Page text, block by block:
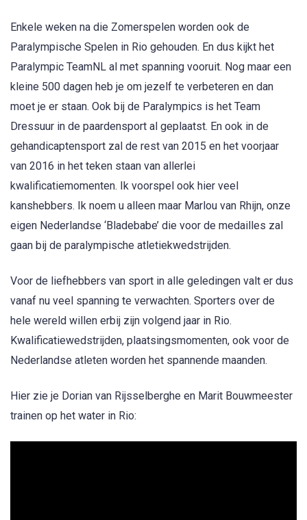
Enkele weken na die Zomerspelen worden ook de
Paralympische Spelen in Rio gehouden. En dus kijkt het
Paralympic TeamNL al met spanning vooruit. Nog maar een
kleine 500 dagen heb je om jezelf te verbeteren en dan
moet je er staan. Ook bij de Paralympics is het Team
Dressuur in de paardensport al geplaatst. En ook in de
gehandicaptensport zal de rest van 2015 en het voorjaar
van 2016 in het teken staan van allerlei
kwalificatiemomenten. Ik voorspel ook hier veel
kanshebbers. Ik noem u alleen maar Marlou van Rhijn, onze
eigen Nederlandse ‘Bladebabe’ die voor de medailles zal
gaan bij de paralympische atletiekwedstrijden.
Voor de liefhebbers van sport in alle geledingen valt er dus
vanaf nu veel spanning te verwachten. Sporters over de
hele wereld willen erbij zijn volgend jaar in Rio.
Kwalificatiewedstrijden, plaatsingsmomenten, ook voor de
Nederlandse atleten worden het spannende maanden.
Hier zie je Dorian van Rijsselberghe en Marit Bouwmeester
trainen op het water in Rio: